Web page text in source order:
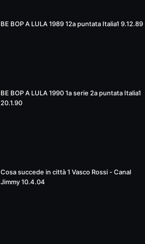
51:34
BE BOP A LULA 1989 12a puntata Italia1 9.12.89
53:24
BE BOP A LULA 1990 1a serie 2a puntata Italia1
20.1.90
32:13
Cosa succede in città 1 Vasco Rossi - Canal
Jimmy 10.4.04